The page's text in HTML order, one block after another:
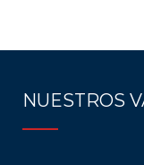
NUESTROS